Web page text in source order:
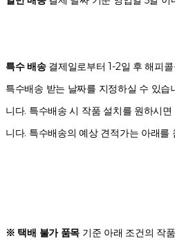
특수 배송결제일로부터 1-2일 후 해피
특수배송 받는 날짜를 지정하실 수 있습
니다. 특수배송 시 작품 설치를 원하시
니다. 특수배송의 예상 견적가는 아래를
※ 택배 불가 품목 기준 아래 조건의 작